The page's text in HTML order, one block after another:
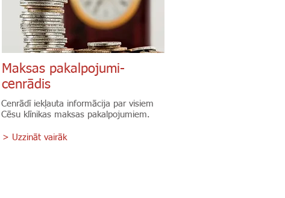
Maksas pakalpojumi-
cenrādis
Cenrādī iekļauta informācija par visiem
Cēsu klīnikas maksas pakalpojumiem.
> Uzzināt vairāk